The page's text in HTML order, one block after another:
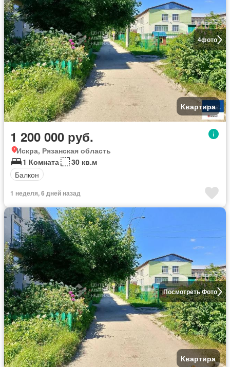
4фото
Квартира
1 200 000 руб.
Искра, Рязанская область
1 Комната
30 кв.м
Балкон
1 неделя, 6 дней назад
Посмотреть Фото
Квартира